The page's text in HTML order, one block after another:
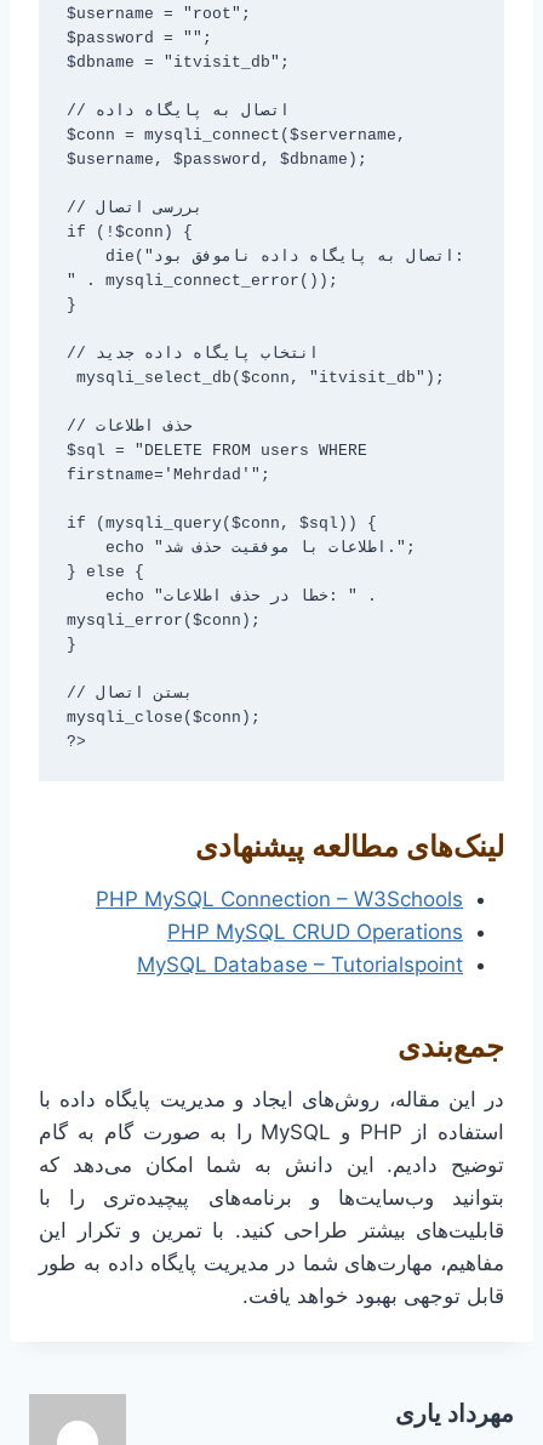
$username = "root";
$password = "";
$dbname = "itvisit_db";
// اتصال به پایگاه داده
$conn = mysqli_connect($servername,
$username, $password, $dbname);
// بررسی اتصال
if (!$conn) {
" . mysqli_connect_error());
}
// انتخاب پایگاه داده جدید
// حذف اطلاعات
$sql = "DELETE FROM users WHERE
firstname='Mehrdad'";
if (mysqli_query($conn, $sql)) {
} else {
mysqli_error($conn);
}
// بستن اتصال
mysqli_close($conn);
لینک‌های مطالعه پیشنهادی
PHP MySQL Connection – W3Schools
PHP MySQL CRUD Operations
MySQL Database – Tutorialspoint
جمع‌بندی
در این مقاله، روش‌های ایجاد و مدیریت پایگاه داده با
استفاده از PHP و MySQL را به صورت گام به گام
توضیح دادیم. این دانش به شما امکان می‌دهد که
بتوانید وب‌سایت‌ها و برنامه‌های پیچیده‌تری را با
قابلیت‌های بیشتر طراحی کنید. با تمرین و تکرار این
مفاهیم، مهارت‌های شما در مدیریت پایگاه داده به طور
قابل توجهی بهبود خواهد یافت.
مهرداد یاری